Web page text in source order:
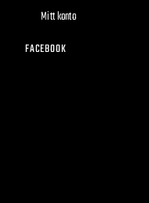
Mitt konto
FACEBOOK